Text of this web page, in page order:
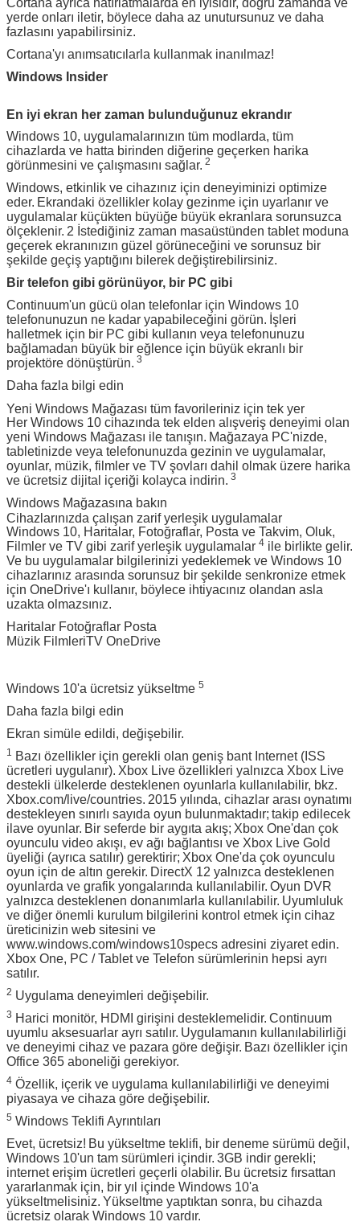
yerde onları iletir, böylece daha az unutursunuz ve daha
fazlasını yapabilirsiniz.
Cortana'yı anımsatıcılarla kullanmak inanılmaz!
Windows Insider
En iyi ekran her zaman bulunduğunuz ekrandır
Windows 10, uygulamalarınızın tüm modlarda, tüm
cihazlarda ve hatta birinden diğerine geçerken harika
görünmesini ve çalışmasını sağlar. 2
Windows, etkinlik ve cihazınız için deneyiminizi optimize
eder. Ekrandaki özellikler kolay gezinme için uyarlanır ve
uygulamalar küçükten büyüğe büyük ekranlara sorunsuzca
ölçeklenir. 2 İstediğiniz zaman masaüstünden tablet moduna
geçerek ekranınızın güzel görüneceğini ve sorunsuz bir
şekilde geçiş yaptığını bilerek değiştirebilirsiniz.
Bir telefon gibi görünüyor, bir PC gibi
Continuum'un gücü olan telefonlar için Windows 10
telefonunuzun ne kadar yapabileceğini görün. İşleri
halletmek için bir PC gibi kullanın veya telefonunuzu
bağlamadan büyük bir eğlence için büyük ekranlı bir
projektöre dönüştürün. 3
Daha fazla bilgi edin
Yeni Windows Mağazası tüm favorileriniz için tek yer
Her Windows 10 cihazında tek elden alışveriş deneyimi olan
yeni Windows Mağazası ile tanışın. Mağazaya PC'nizde,
tabletinizde veya telefonunuzda gezinin ve uygulamalar,
oyunlar, müzik, filmler ve TV şovları dahil olmak üzere harika
ve ücretsiz dijital içeriği kolayca indirin. 3
Windows Mağazasına bakın
Cihazlarınızda çalışan zarif yerleşik uygulamalar
Windows 10, Haritalar, Fotoğraflar, Posta ve Takvim, Oluk,
Filmler ve TV gibi zarif yerleşik uygulamalar 4 ile birlikte gelir.
Ve bu uygulamalar bilgilerinizi yedeklemek ve Windows 10
cihazlarınız arasında sorunsuz bir şekilde senkronize etmek
için OneDrive'ı kullanır, böylece ihtiyacınız olandan asla
uzakta olmazsınız.
Haritalar Fotoğraflar Posta
Müzik FilmleriTV OneDrive
Windows 10'a ücretsiz yükseltme 5
Daha fazla bilgi edin
Ekran simüle edildi, değişebilir.
1 Bazı özellikler için gerekli olan geniş bant Internet (ISS
ücretleri uygulanır). Xbox Live özellikleri yalnızca Xbox Live
destekli ülkelerde desteklenen oyunlarla kullanılabilir, bkz.
Xbox.com/live/countries. 2015 yılında, cihazlar arası oynatımı
destekleyen sınırlı sayıda oyun bulunmaktadır; takip edilecek
ilave oyunlar. Bir seferde bir aygıta akış; Xbox One'dan çok
oyunculu video akışı, ev ağı bağlantısı ve Xbox Live Gold
üyeliği (ayrıca satılır) gerektirir; Xbox One'da çok oyunculu
oyun için de altın gerekir. DirectX 12 yalnızca desteklenen
oyunlarda ve grafik yongalarında kullanılabilir. Oyun DVR
yalnızca desteklenen donanımlarla kullanılabilir. Uyumluluk
ve diğer önemli kurulum bilgilerini kontrol etmek için cihaz
üreticinizin web sitesini ve
www.windows.com/windows10specs adresini ziyaret edin.
Xbox One, PC / Tablet ve Telefon sürümlerinin hepsi ayrı
satılır.
2 Uygulama deneyimleri değişebilir.
3 Harici monitör, HDMI girişini desteklemelidir. Continuum
uyumlu aksesuarlar ayrı satılır. Uygulamanın kullanılabilirliği
ve deneyimi cihaz ve pazara göre değişir. Bazı özellikler için
Office 365 aboneliği gerekiyor.
4 Özellik, içerik ve uygulama kullanılabilirliği ve deneyimi
piyasaya ve cihaza göre değişebilir.
5 Windows Teklifi Ayrıntıları
Evet, ücretsiz! Bu yükseltme teklifi, bir deneme sürümü değil,
Windows 10'un tam sürümleri içindir. 3GB indir gerekli;
internet erişim ücretleri geçerli olabilir. Bu ücretsiz fırsattan
yararlanmak için, bir yıl içinde Windows 10'a
yükseltmelisiniz. Yükseltme yaptıktan sonra, bu cihazda
ücretsiz olarak Windows 10 vardır.